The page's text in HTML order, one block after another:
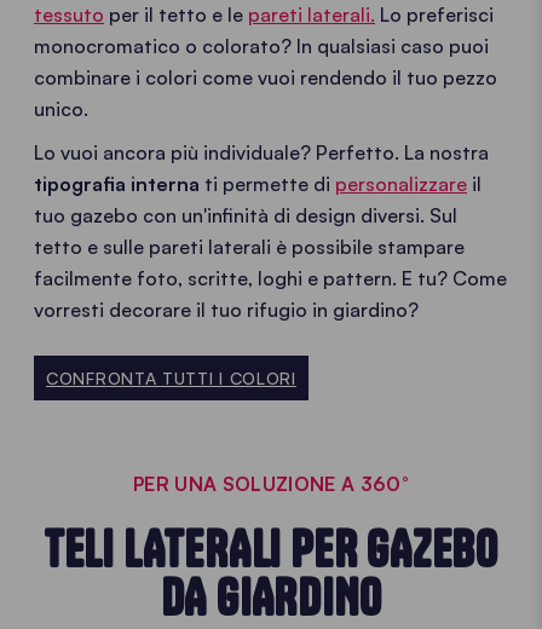
tessuto per il tetto e le pareti laterali. Lo preferisci
monocromatico o colorato? In qualsiasi caso puoi
combinare i colori come vuoi rendendo il tuo pezzo
unico.
Lo vuoi ancora più individuale? Perfetto. La nostra
tipografia interna ti permette di personalizzare il
tuo gazebo con un'infinità di design diversi. Sul
tetto e sulle pareti laterali è possibile stampare
facilmente foto, scritte, loghi e pattern. E tu? Come
vorresti decorare il tuo rifugio in giardino?
CONFRONTA TUTTI I COLORI
PER UNA SOLUZIONE A 360°
TELI LATERALI PER GAZEBO
DA GIARDINO